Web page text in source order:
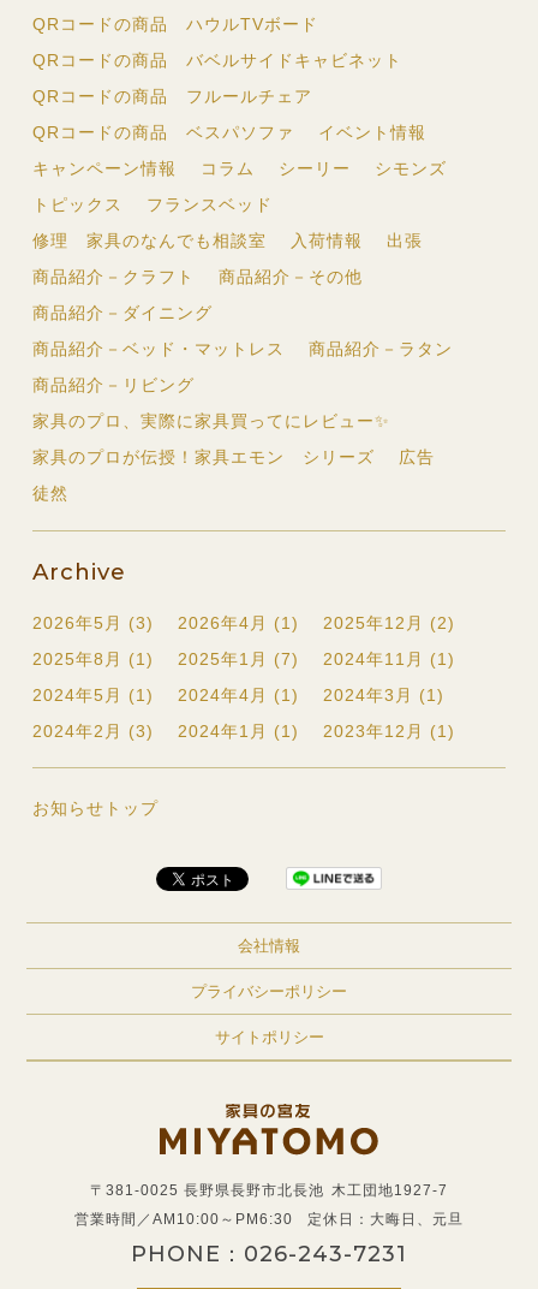
QRコードの商品 ハウルTVボード
QRコードの商品 バベルサイドキャビネット
QRコードの商品 フルールチェア
QRコードの商品 ベスパソファ
イベント情報
キャンペーン情報
コラム シーリー
シモンズ
トピックス
フランスベッド
修理 家具のなんでも相談室
入荷情報
出張
商品紹介－クラフト
商品紹介－その他
商品紹介－ダイニング
商品紹介－ベッド・マットレス
商品紹介－ラタン
商品紹介－リビング
家具のプロ、実際に家具買ってにレビュー✨
家具のプロが伝授！家具エモン シリーズ
広告
徒然
Archive
2026年5月 (3) 2026年4月 (1)
2025年12月 (2)
2025年8月 (1)
2025年1月 (7)
2024年11月 (1)
2024年5月 (1)
2024年4月 (1)
2024年3月 (1)
2024年2月 (3)
2024年1月 (1) 2023年12月 (1)
お知らせトップ
会社情報
プライバシーポリシー
サイトポリシー
〒381-0025 長野県長野市北長池 木工団地1927-7
営業時間／AM10:00～PM6:30
定休日：大晦日、元旦
PHONE： 026-243-7231